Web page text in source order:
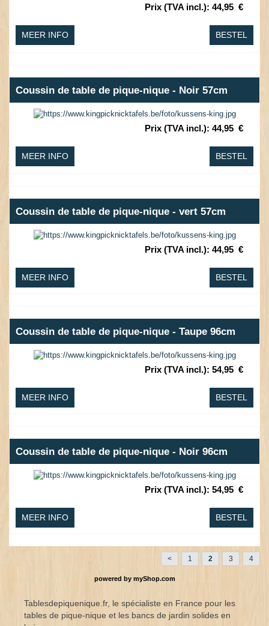
Prix (TVA incl.): 44,95 €
MEER INFO BESTEL
Coussin de table de pique-nique - Noir 57cm
Prix (TVA incl.): 44,95 €
MEER INFO BESTEL
Coussin de table de pique-nique - vert 57cm
Prix (TVA incl.): 44,95 €
MEER INFO BESTEL
Coussin de table de pique-nique - Taupe 96cm
Prix (TVA incl.): 54,95 €
MEER INFO BESTEL
Coussin de table de pique-nique - Noir 96cm
Prix (TVA incl.): 54,95 €
MEER INFO BESTEL
< 1 2 3 4
powered by myShop.com
Tablesdepiquenique.fr, le spécialiste en France pour les
tables de pique-nique et les bancs de jardin solides en